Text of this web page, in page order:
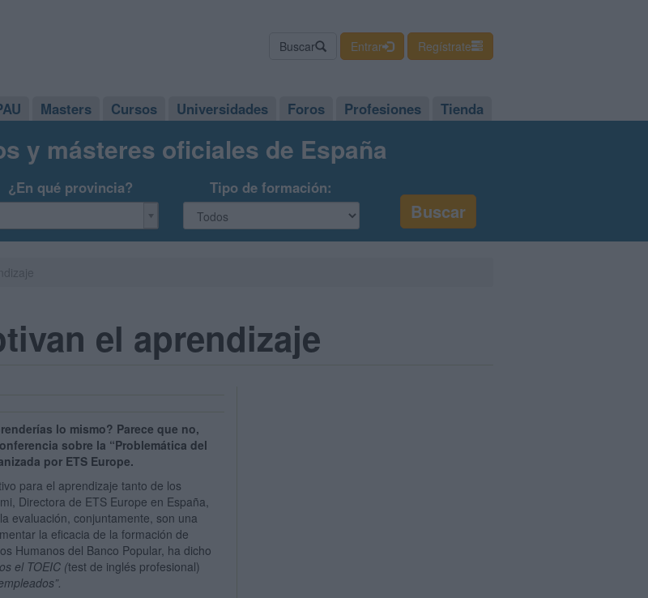
Buscar Entrar Regístrate
Masters Cursos Universidades Foros Profesiones Tienda
y másteres oficiales de España
¿En qué provincia? Tipo de formación:
el aprendizaje
lo mismo? Parece que no,
sobre la “Problemática del
por ETS Europe.
para el aprendizaje tanto de los
Directora de ETS Europe en España,
evaluación, conjuntamente, son una
la eficacia de la formación de
Humanos del Banco Popular, ha dicho
el TOEIC (test de inglés profesional)